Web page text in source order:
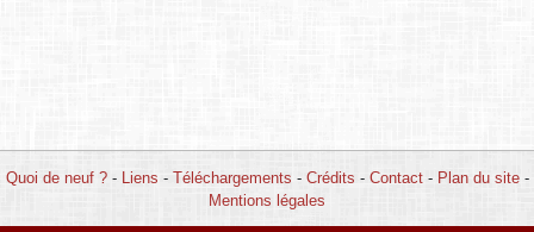
Quoi de neuf ?- Liens - Téléchargements - Crédits - Contact- Plan du site-
Mentions légales